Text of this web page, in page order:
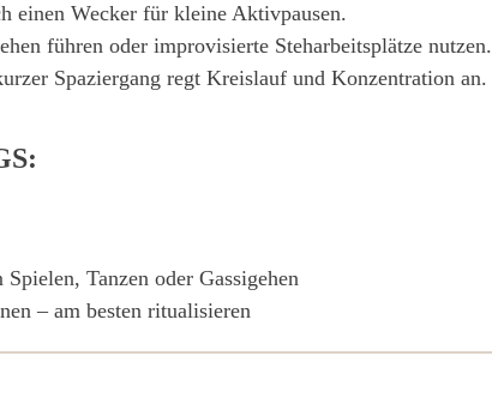
einen Wecker für kleine Aktivpausen.
führen oder improvisierte Steharbeitsplätze nutzen.
Spaziergang regt Kreislauf und Konzentration an.
Tanzen oder Gassigehen
– am besten ritualisieren